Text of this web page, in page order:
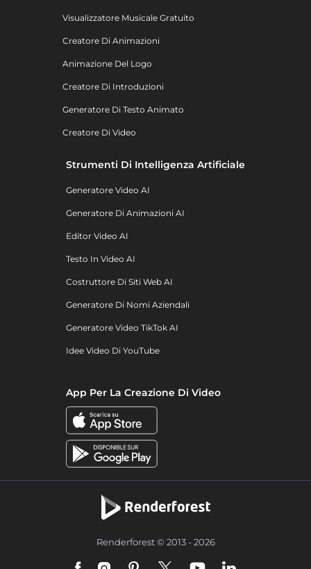
Visualizzatore Musicale Gratuito
Creatore Di Animazioni
Animazione Del Logo
Creatore Di Introduzioni
Generatore Di Testo Animato
Creatore Di Video
Strumenti Di Intelligenza Artificiale
Generatore Video AI
Generatore Di Animazioni AI
Editor Video AI
Testo In Video AI
Costruttore Di Siti Web AI
Generatore Di Nomi Aziendali
Generatore Video TikTok AI
Idee Video Di YouTube
App Per La Creazione Di Video
Renderforest © 2013 - 2026